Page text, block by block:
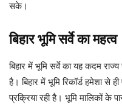
सके।
बिहार भूमि सर्वे का महत्व
बिहार में भूमि सर्वे का यह कदम
है। बिहार में भूमि रिकॉर्ड हमेशा से
प्रक्रिया रही है। भूमि मालिकों